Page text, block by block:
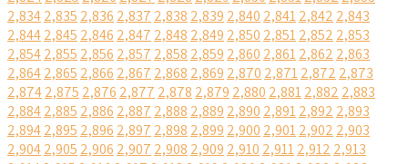
2,8342,835 2,836 2,837 2,838 2,839 2,840 2,8412,842 2,843
2,8442,845 2,846 2,847 2,848 2,849 2,850 2,8512,852 2,853
2,8542,855 2,856 2,857 2,858 2,859 2,860 2,8612,862 2,863
2,8642,865 2,866 2,867 2,868 2,869 2,870 2,8712,872 2,873
2,8742,875 2,876 2,877 2,878 2,879 2,880 2,8812,882 2,883
2,8842,885 2,886 2,887 2,888 2,889 2,890 2,8912,892 2,893
2,8942,895 2,896 2,897 2,898 2,899 2,900 2,9012,902 2,903
2,9042,905 2,906 2,907 2,908 2,909 2,910 2,9112,912 2,913